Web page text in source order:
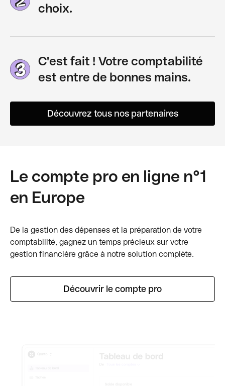
choix.
C'est fait ! Votre comptabilité
est entre de bonnes mains.
Découvrez tous nos partenaires
Le compte pro en ligne n°1
en Europe
De la gestion des dépenses et la préparation de votre
comptabilité, gagnez un temps précieux sur votre
gestion financière grâce à notre solution complète.
Découvrir le compte pro